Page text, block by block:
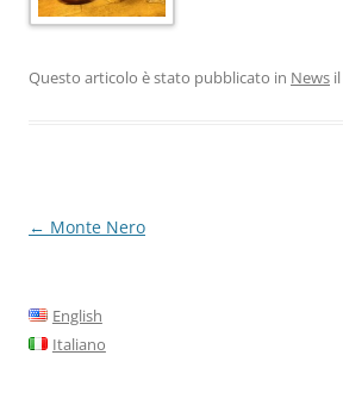
Questo articolo è stato pubblicato in News il
Navigazione
← Monte Nero
English
Italiano